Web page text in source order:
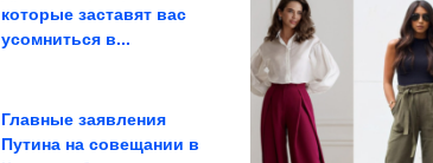
которые заставят вас
усомниться в...
Главные заявления
Путина на совещании в